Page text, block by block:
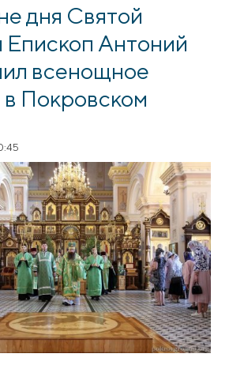
дня Святой
Антоний
всенощное
Покровском